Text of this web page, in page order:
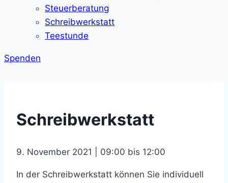
Steuerberatung
Schreibwerkstatt
Teestunde
Spenden
Schreibwerkstatt
9. November 2021 | 09:00 bis 12:00
In der Schreibwerkstatt können Sie individuell